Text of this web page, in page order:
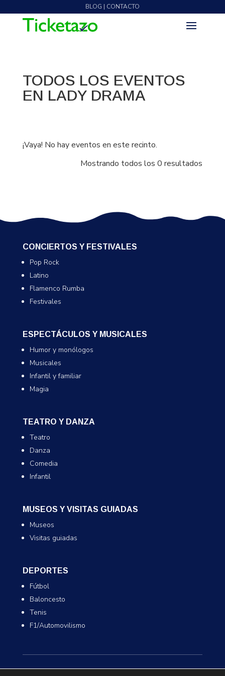
BLOG | CONTACTO
TODOS LOS EVENTOS
EN LADY DRAMA
¡Vaya! No hay eventos en este recinto.
Mostrando todos los 0 resultados
CONCIERTOS Y FESTIVALES
Pop Rock
Latino
Flamenco Rumba
Festivales
ESPECTÁCULOS Y MUSICALES
Humor y monólogos
Musicales
Infantil y familiar
Magia
TEATRO Y DANZA
Teatro
Danza
Comedia
Infantil
MUSEOS Y VISITAS GUIADAS
Museos
Visitas guiadas
DEPORTES
Fútbol
Baloncesto
Tenis
F1/Automovilismo